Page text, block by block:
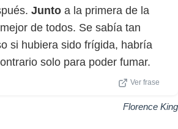
Junto a la primera de la
de todos. Se sabía tan
si hubiera sido frígida, habría
solo para poder fumar.
Ver frase
Florence King